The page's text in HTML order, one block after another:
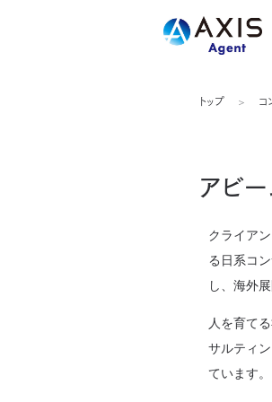
トップ コ
アビ
クライア
る日系コ
し、海外
人を育て
サルティ
ています